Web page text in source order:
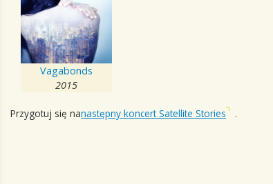
Vagabonds
2015
Przygotuj się nanastępny koncert Satellite Stories .